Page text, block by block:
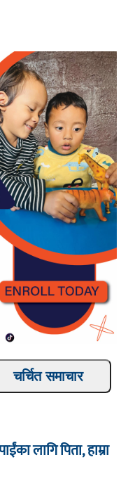
चर्चित समाचार
लागि पिता, हाम्रा